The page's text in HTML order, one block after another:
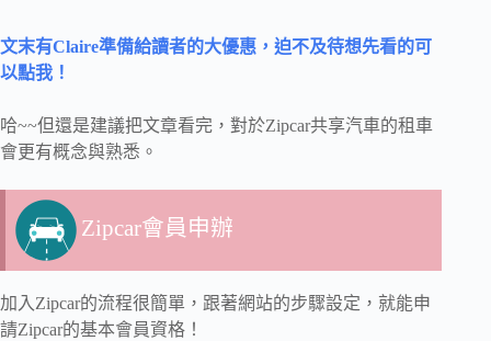
文末有Claire準備給讀者的大優惠，迫不及待想先看的可
以點我！
哈~~但還是建議把文章看完，對於Zipcar共享汽車的租車
會更有概念與熟悉。
Zipcar會員申辦
加入Zipcar的流程很簡單，跟著網站的步驟設定，就能申
請Zipcar的基本會員資格！